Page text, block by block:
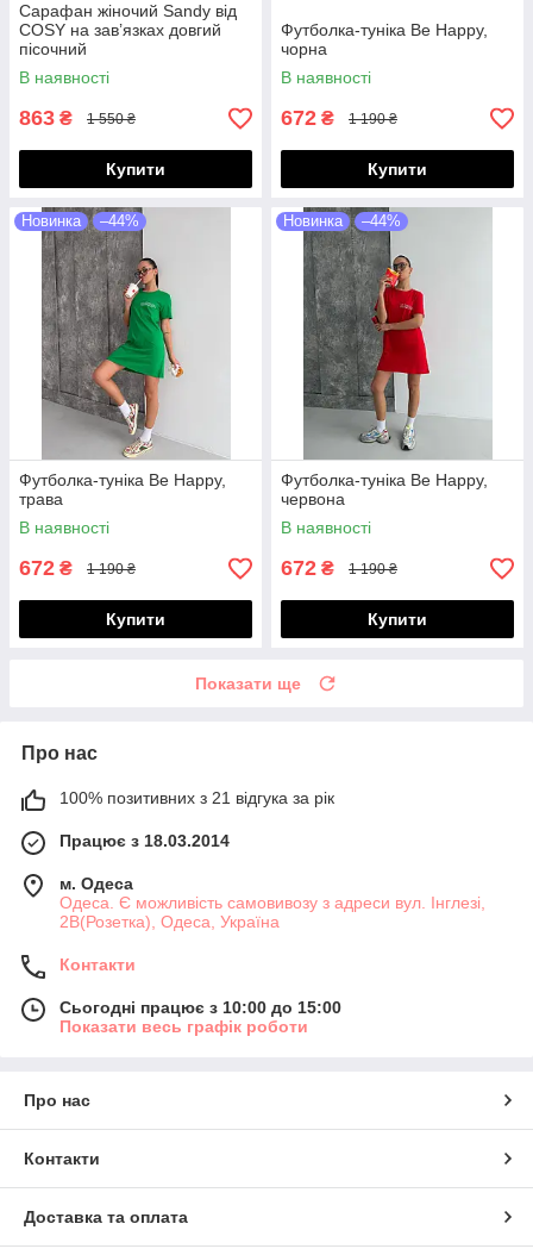
Сарафан жіночий Sandy від
COSY на зав’язках довгий
пісочний
В наявності
863 ₴ 1 550 ₴
Купити
Футболка-туніка Be Happy,
чорна
В наявності
672 ₴ 1 190 ₴
Купити
Новинка –44%
Футболка-туніка Be Happy,
трава
В наявності
672 ₴ 1 190 ₴
Купити
Новинка –44%
Футболка-туніка Be Happy,
червона
В наявності
672 ₴ 1 190 ₴
Купити
Показати ще
Про нас
100% позитивних з 21 відгука за рік
Працює з 18.03.2014
м. Одеса
Одеса. Є можливість самовивозу з адреси вул. Інглезі,
2В(Розетка), Одеса, Україна
Контакти
Сьогодні працює з 10:00 до 15:00
Показати весь графік роботи
Про нас
Контакти
Доставка та оплата